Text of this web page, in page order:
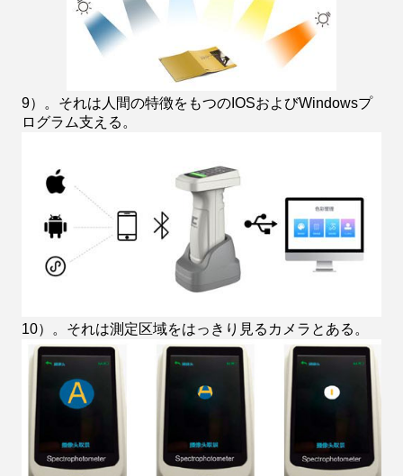
9）。それは人間の特徴をもつのIOSおよびWindowsプ
ログラム支える。
10）。それは測定区域をはっきり見るカメラとある。